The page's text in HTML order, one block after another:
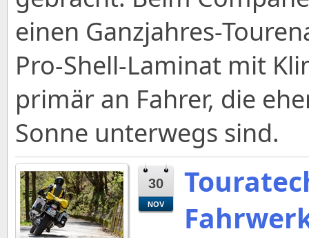
einen Ganzjahres-
Pro-Shell-Laminat mit
primär an Fahrer, die
Sonne unterwegs sind.
30
NOV